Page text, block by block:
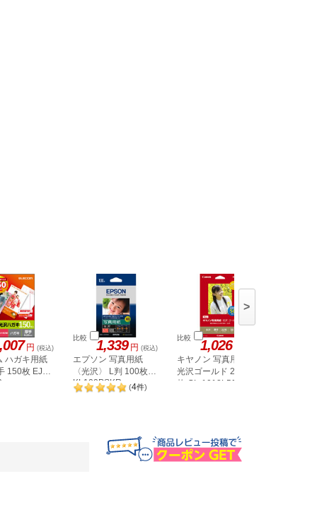
円 (税込)
ハガキ用紙
150枚 EJH-
比較 1,339 円 (税込)
エプソン 写真用紙
〈光沢〉 L判 100枚
KL100PSKR
(4件)
比較 1,026
キヤノン 写真用紙・
光沢ゴールド 2L判 50
枚 GL-1012L50
>